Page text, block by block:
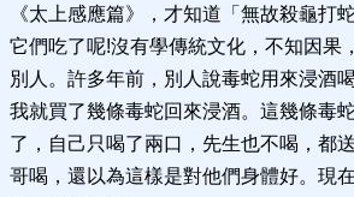
《太上感應篇》，才知道「無故殺龜打
它們吃了呢!沒有學傳統文化，不知因果
別人。許多年前，別人說毒蛇用來浸酒
我就買了幾條毒蛇回來浸酒。這幾條毒
了，自己只喝了兩口，先生也不喝，都
哥喝，還以為這樣是對他們身體好。現